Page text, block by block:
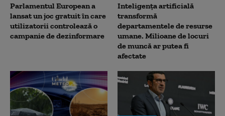
Parlamentul European a
lansat un joc gratuit în care
utilizatorii controlează o
campanie de dezinformare
Inteligența artificială
transformă
departamentele de resurse
umane. Milioane de locuri
de muncă ar putea fi
afectate